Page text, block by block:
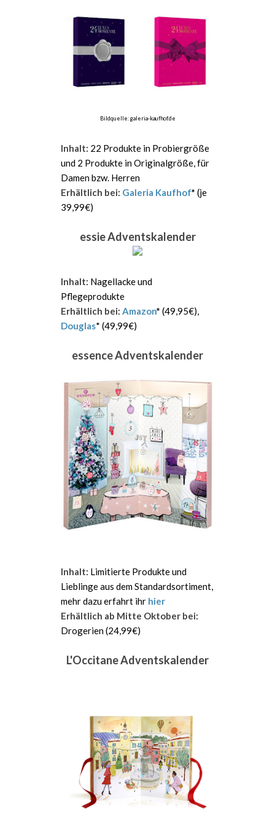
Bildquelle: galeria-kaufhof.de
Inhalt: 22 Produkte in Probiergröße
und 2 Produkte in Originalgröße, für
Damen bzw. Herren
Erhältlich bei: Galeria Kaufhof* (je
39,99€)
essie Adventskalender
Inhalt: Nagellacke und
Pflegeprodukte
Erhältlich bei: Amazon* (49,95€),
Douglas* (49,99€)
essence Adventskalender
Inhalt: Limitierte Produkte und
Lieblinge aus dem Standardsortiment,
mehr dazu erfahrt ihr hier
Erhältlich ab Mitte Oktober bei:
Drogerien (24,99€)
L'Occitane Adventskalender